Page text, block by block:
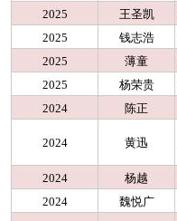
2025
王圣凯
2025
钱志浩
2025
薄童
2025
杨荣贵
2024
陈正
2024 黄迅
2024
杨越
2024
魏悦广